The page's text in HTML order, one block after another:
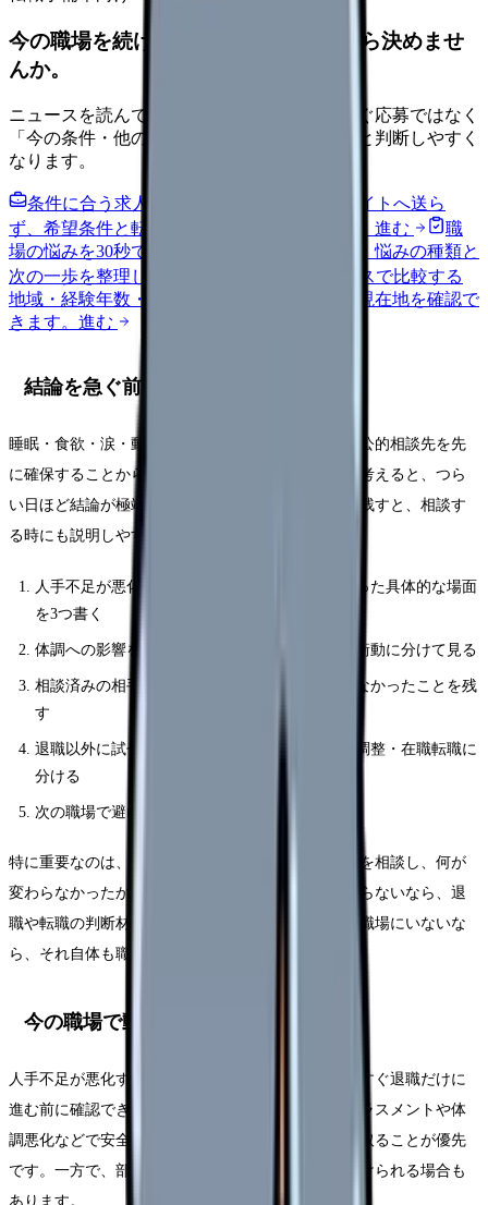
今の職場を続けるか、条件を比べてから決めませ
んか。
ニュースを読んで不安が強くなった時は、すぐ応募ではなく
「今の条件・他の選択肢・相談先」を分けると判断しやすく
なります。
条件に合う求人通知を受け取る
外部転職サイトへ送ら
ず、希望条件と転職時期を自社で預かります。 進む
職
場の悩みを30秒で診断
辞めるべきか迷う前に、悩みの種類と
次の一歩を整理します。
給料コンパスで比較する
地域・経験年数・施設形態から、今の給料の現在地を確認で
きます。 進む
結論を急ぐ前に確認する5項目
睡眠・食欲・涙・動悸・欠勤衝動を記録し、受診や公的相談先を先
に確保することから始めてください。頭の中だけで考えると、つら
い日ほど結論が極端になります。紙やメモアプリに残すと、相談す
る時にも説明しやすくなります。
人手不足が悪化する職場から逃げるべきかと思った具体的な場面
を3つ書く
体調への影響を、睡眠・食欲・涙・動悸・欠勤衝動に分けて見る
相談済みの相手、返答、変わったこと・変わらなかったことを残
す
退職以外に試せる選択肢を、休職・異動・勤務調整・在職転職に
分ける
次の職場で避けたい条件を3つに絞る
特に重要なのは、相談の有無ではなく「具体的に何を相談し、何が
変わらなかったか」です。相談したのに状況が変わらないなら、退
職や転職の判断材料になります。相談できる相手が職場にいないな
ら、それ自体も職場条件の問題です。
今の職場で動かせる可能性
人手不足が悪化する職場から逃げるべきか時でも、すぐ退職だけに
進む前に確認できることがあります。もちろん、ハラスメントや体
調悪化などで安全が脅かされている場合は、距離を取ることが優先
です。一方で、部署・勤務形態・役割が変われば続けられる場合も
あります。